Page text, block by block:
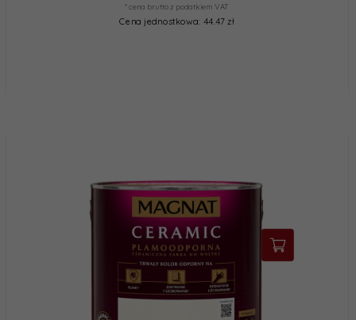
* cena brutto z podatkiem VAT
Cena jednostkowa: 44.47 zł